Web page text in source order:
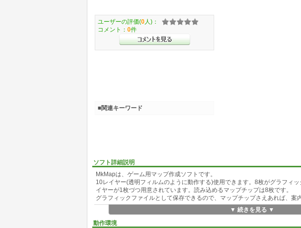
ソフト詳細説明
MkMapは、ゲーム用マップ作成ソフトです。
10レイヤー(透明フィルムのように動作する)使用できます。8枚がグラフィ
イヤーが1枚づつ用意されています。読み込めるマップチップは8枚です。
グラフィックファイルとして保存できるので、マップチップさえあれば、案
▼ 続きを見る ▼
動作環境
ユーザーの評価(0 人)：
コメント： 0件
■関連キーワード